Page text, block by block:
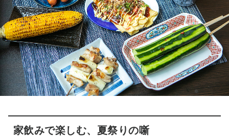
家飲みで楽しむ、夏祭りの噺